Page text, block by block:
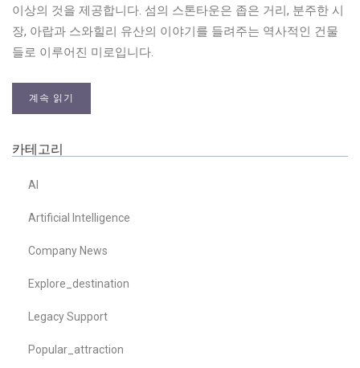
이상의 것을 제공합니다. 섬의 스톤타운은 좁은 거리, 분주한 시
장, 아랍과 스와힐리 유산의 이야기를 들려주는 역사적인 건물
들로 이루어진 미로입니다.
계속 읽기
카테고리
AI
Artificial Intelligence
Company News
Explore_destination
Legacy Support
Popular_attraction